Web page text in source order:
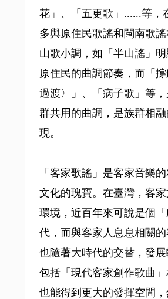
花」、「五更歌」......等，
多與原住民歌謠和閩南歌
山歌小調，如「半山謠」
原住民的曲調節奏，而「
過渡〉」、「病子歌」等
群共用的曲調，是族群相
現。
「客家歌謠」是客家音樂
文化的瑰寶。在臺灣，客
環境，近百年來可說是個
代，而與客家人息息相關的
也隨著大時代的交替，發展
包括「現代客家創作歌曲」
也能得到更大的發揮空間